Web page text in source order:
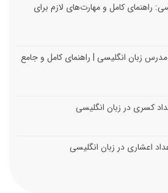
راهنمای کامل و مهارت‌های لازم برای
زبان انگلیسی | راهنمای کامل و جامع
کسری در زبان انگلیسی
اعشاری در زبان انگلیسی